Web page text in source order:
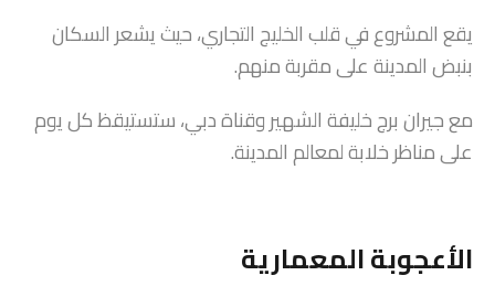
يقع المشروع في قلب الخليج التجاري، حيث يشعر السكان
بنبض المدينة على مقربة منهم.
مع جيران برج خليفة الشهير وقناة دبي، ستستيقظ كل يوم
على مناظر خلابة لمعالم المدينة.
الأعجوبة المعمارية